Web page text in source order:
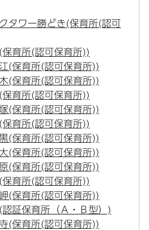
タワー勝どき(保育所(認可
育所(認可保育所))
(保育所(認可保育所))
(保育所(認可保育所))
育所(認可保育所))
(保育所(認可保育所))
育所(認可保育所))
(保育所(認可保育所))
(保育所(認可保育所))
(保育所(認可保育所))
育所(認可保育所))
(保育所(認可保育所))
証保育所（Ａ・Ｂ型）)
(保育所(認可保育所))